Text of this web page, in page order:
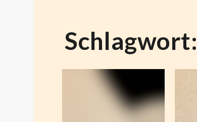
Schlagwort: